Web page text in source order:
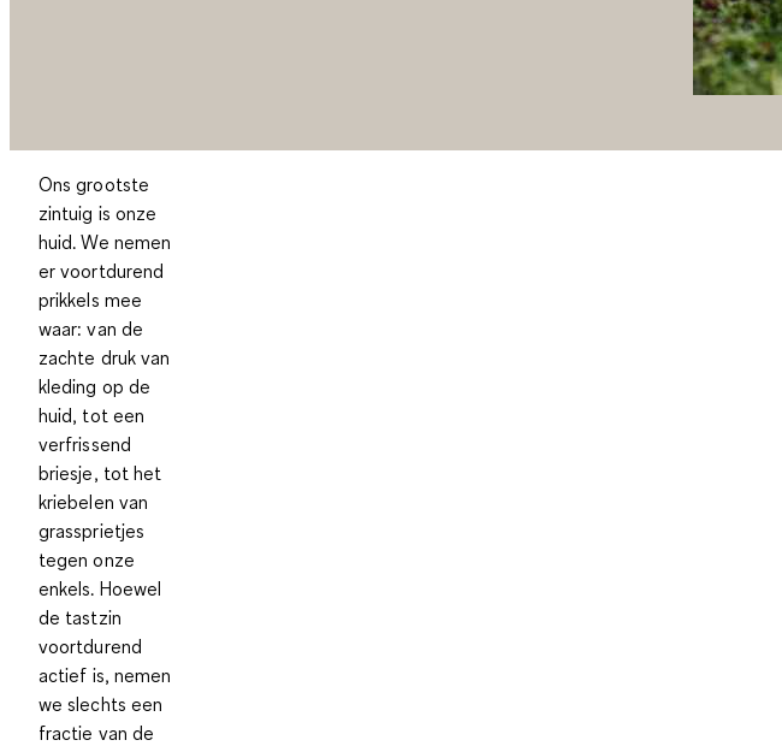
Ons grootste
zintuig is onze
huid. We nemen
er voortdurend
prikkels mee
waar: van de
zachte druk van
kleding op de
huid, tot een
verfrissend
briesje, tot het
kriebelen van
grassprietjes
tegen onze
enkels. Hoewel
de tastzin
voortdurend
actief is, nemen
we slechts een
fractie van de